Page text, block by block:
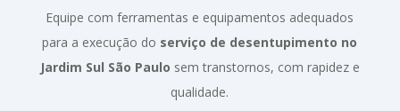
Equipe com ferramentas e equipamentos adequados
para a execução do serviço de desentupimento no
Jardim Sul São Paulo sem transtornos, com rapidez e
qualidade.